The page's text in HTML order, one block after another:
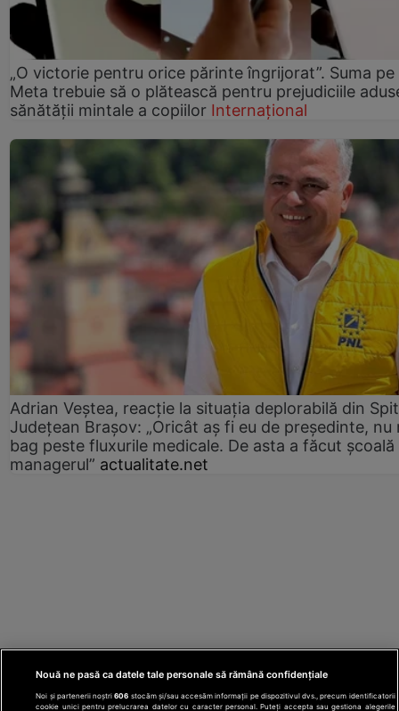
„O victorie pentru orice părinte îngrijorat”. Suma pe
Meta trebuie să o plătească pentru prejudiciile
sănătății mintale a copiilor Internațional
Adrian Veștea, reacție la situația deplorabilă din
Județean Brașov: „Oricât aș fi eu de președinte, nu
bag peste fluxurile medicale. De asta a făcut școală
managerul” actualitate.net
Nouă ne pasă ca datele tale personale să rămână confidențiale
Noi și partenerii noștri606 stocăm și/sau accesăm informații pe dispozitivul dvs., precum identificatorii
cookie unici pentru prelucrarea datelor cu caracter personal. Puteți accepta sau gestiona alegerile